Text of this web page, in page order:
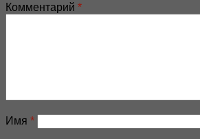
Комментарий *
Имя *